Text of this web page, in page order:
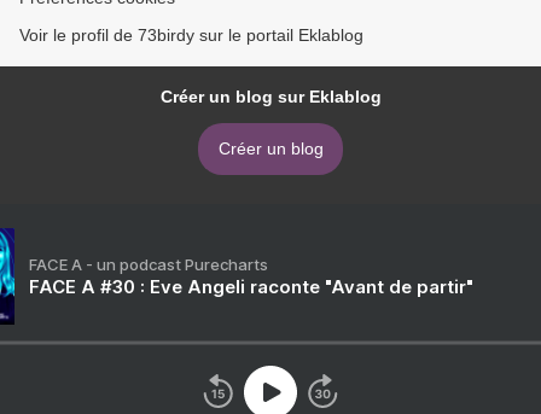
Voir le profil de 73birdy sur le portail Eklablog
Créer un blog sur Eklablog
Créer un blog
FACE A - un podcast Purecharts
FACE A #30 : Eve Angeli raconte "Avant de partir"